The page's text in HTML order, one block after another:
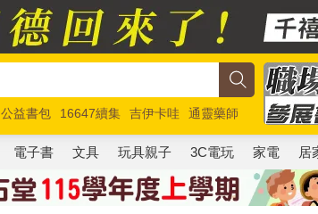
公益書包 16647續集 吉伊卡哇
通靈藥師
玩具總動員5 超慢跑
電子書 文具 玩具親子 3C電玩 家電 居